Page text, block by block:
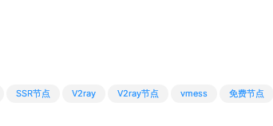
SSR节点 V2ray V2ray节点 vmess
免费节点